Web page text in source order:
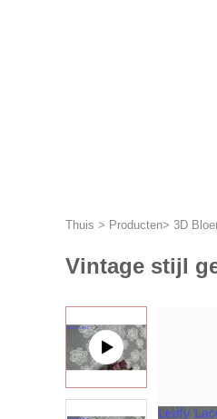
Thuis > Producten> 3D
Vintage stijl